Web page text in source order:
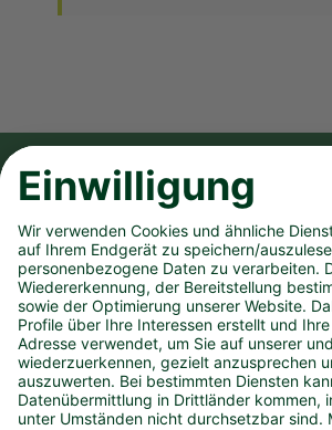
FOLGE UNS AUF
UNSER UNTERNEHMEN
SPIELANGEBOT
PRESSEMATERIAL
KONTAKT